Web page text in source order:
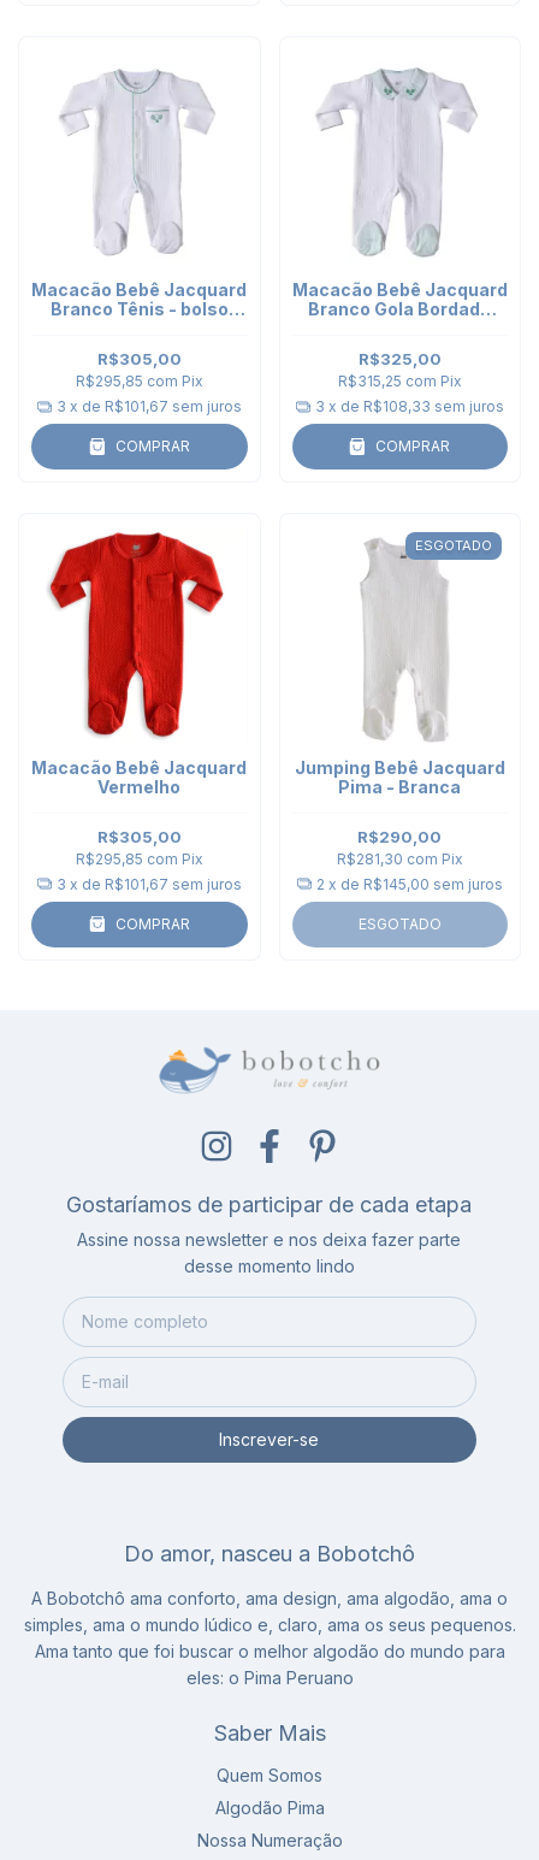
Macacão Bebê Jacquard
Branco Tênis - bolso
R$305,00
R$295,85 com Pix
3 x de R$101,67 sem juros
COMPRAR
Macacão Bebê Jacquard
Branco Gola Bordada
R$325,00
R$315,25 com Pix
3 x de R$108,33 sem juros
COMPRAR
Macacão Bebê Jacquard
Vermelho
R$305,00
R$295,85 com Pix
3 x de R$101,67 sem juros
COMPRAR
ESGOTADO
Jumping Bebê Jacquard
Pima - Branca
R$290,00
R$281,30 com Pix
2 x de R$145,00 sem juros
ESGOTADO
Gostaríamos de participar de cada etapa
Assine nossa newsletter e nos deixa fazer parte
desse momento lindo
Do amor, nasceu a Bobotchô
A Bobotchô ama conforto, ama design, ama algodão, ama o
simples, ama o mundo lúdico e, claro, ama os seus pequenos.
Ama tanto que foi buscar o melhor algodão do mundo para
eles: o Pima Peruano
Saber Mais
Quem Somos
Algodão Pima
Nossa Numeração